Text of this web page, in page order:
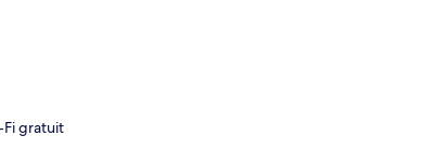
gratuit